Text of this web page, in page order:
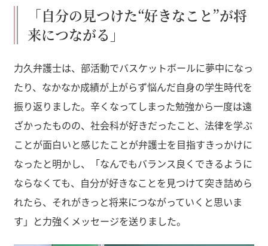
「自分の見つけた“好きなこと”が将
来につながる」
力久弁護士は、部活動でバスケットボールに夢中になっ
たり、なかなか成績が上がらず悩んだ自身の学生時代を
振り返りました。辛くなってしまった勉強から一度は遠
ざかったものの、社会科が好きだったこと、法律を学ぶ
ことが面白いと感じたことが弁護士を目指すきっかけに
なったと明かし、「なんでもバランス良くできるように
ならなくても、自分が好きなことを見つけて突き詰めら
れたら、それがきっと将来につながっていくと思いま
す」と力強くメッセージを送りました。